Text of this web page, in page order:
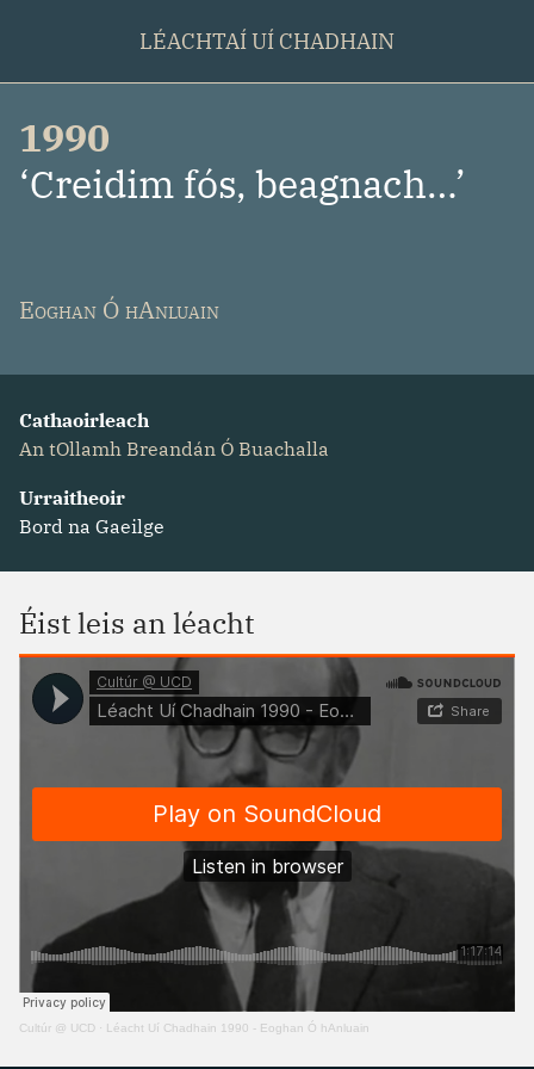
LÉACHTAÍ UÍ CHADHAIN
1990
‘Creidim fós, beagnach…’
Eoghan Ó hAnluain
Cathaoirleach
An tOllamh Breandán Ó Buachalla
Urraitheoir
Bord na Gaeilge
Éist leis an léacht
Cultúr @ UCD · Léacht Uí Chadhain 1990 - Eoghan Ó hAnluain